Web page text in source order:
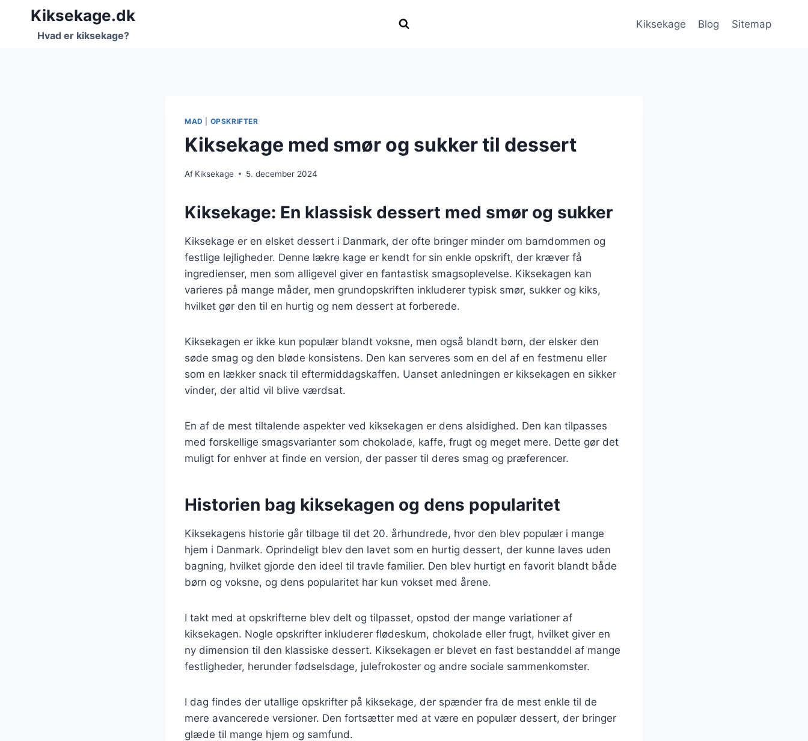
FortsætKiksekage.dk
Hvad er kiksekage?
Kiksekage Blog Sitemap
MAD OPSKRIFTER
Kiksekage med smør og sukker til dessert
Af Kiksekage 5. december 2024
Kiksekage: En klassisk dessert med smør og sukker
Kiksekage er en elsket dessert i Danmark, der ofte bringer minder om barndommen og
festlige lejligheder. Denne lækre kage er kendt for sin enkle opskrift, der kræver få
ingredienser, men som alligevel giver en fantastisk smagsoplevelse. Kiksekagen kan
varieres på mange måder, men grundopskriften inkluderer typisk smør, sukker og kiks,
hvilket gør den til en hurtig og nem dessert at forberede.
Kiksekagen er ikke kun populær blandt voksne, men også blandt børn, der elsker den
søde smag og den bløde konsistens. Den kan serveres som en del af en festmenu eller
som en lækker snack til eftermiddagskaffen. Uanset anledningen er kiksekagen en sikker
vinder, der altid vil blive værdsat.
En af de mest tiltalende aspekter ved kiksekagen er dens alsidighed. Den kan tilpasses
med forskellige smagsvarianter som chokolade, kaffe, frugt og meget mere. Dette gør det
muligt for enhver at finde en version, der passer til deres smag og præferencer.
Historien bag kiksekagen og dens popularitet
Kiksekagens historie går tilbage til det 20. århundrede, hvor den blev populær i mange
hjem i Danmark. Oprindeligt blev den lavet som en hurtig dessert, der kunne laves uden
bagning, hvilket gjorde den ideel til travle familier. Den blev hurtigt en favorit blandt både
børn og voksne, og dens popularitet har kun vokset med årene.
I takt med at opskrifterne blev delt og tilpasset, opstod der mange variationer af
kiksekagen. Nogle opskrifter inkluderer flødeskum, chokolade eller frugt, hvilket giver en
ny dimension til den klassiske dessert. Kiksekagen er blevet en fast bestanddel af mange
festligheder, herunder fødselsdage, julefrokoster og andre sociale sammenkomster.
I dag findes der utallige opskrifter på kiksekage, der spænder fra de mest enkle til de
mere avancerede versioner. Den fortsætter med at være en populær dessert, der bringer
glæde til mange hjem og samfund.